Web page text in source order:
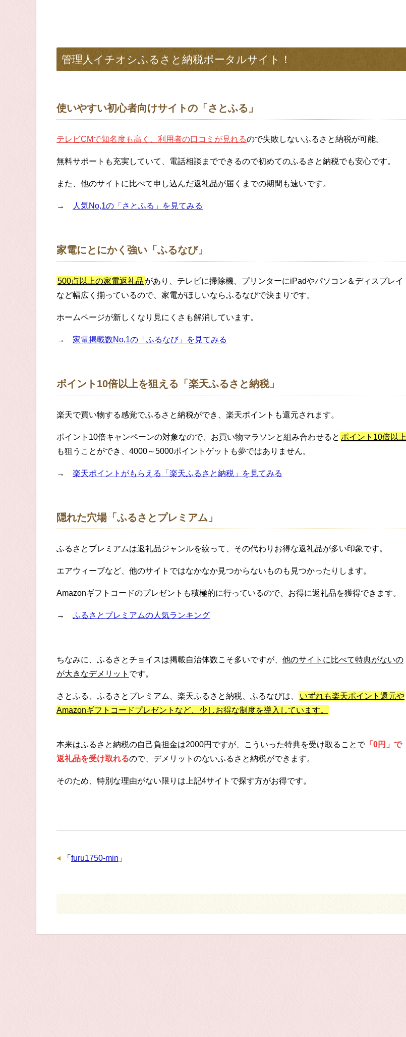
管理人イチオシふるさと納税ポータルサイト！
使いやすい初心者向けサイトの「さとふる」
テレビCMで知名度も高く、利用者の口コミが見れるので失敗しないふるさと納税が可能。
無料サポートも充実していて、電話相談までできるので初めてのふるさと納税でも安心です。
また、他のサイトに比べて申し込んだ返礼品が届くまでの期間も速いです。
→ 人気No,1の「さとふる」を見てみる
家電にとにかく強い「ふるなび」
500点以上の家電返礼品 があり、テレビに掃除機、プリンターにiPadやパソコン＆ディスプレイ
など幅広く揃っているので、家電がほしいならふるなびで決まりです。
ホームページが新しくなり見にくさも解消しています。
→ 家電掲載数No,1の「ふるなび」を見てみる
ポイント10倍以上を狙える「楽天ふるさと納税」
楽天で買い物する感覚でふるさと納税ができ、楽天ポイントも還元されます。
ポイント10倍キャンペーンの対象なので、お買い物マラソンと組み合わせると ポイント10倍以上
も狙うことができ、4000～5000ポイントゲットも夢ではありません。
→ 楽天ポイントがもらえる「楽天ふるさと納税」を見てみる
隠れた穴場「ふるさとプレミアム」
ふるさとプレミアムは返礼品ジャンルを絞って、その代わりお得な返礼品が多い印象です。
エアウィーブなど、他のサイトではなかなか見つからないものも見つかったりします。
Amazonギフトコードのプレゼントも積極的に行っているので、お得に返礼品を獲得できます。
→ ふるさとプレミアムの人気ランキング
ちなみに、ふるさとチョイスは掲載自治体数こそ多いですが、 他のサイトに比べて特典がないの
が大きなデメリット です。
さとふる、ふるさとプレミアム、楽天ふるさと納税、ふるなびは、
いずれも楽天ポイント還元や
Amazonギフトコードプレゼントなど、少しお得な制度を導入しています。
本来はふるさと納税の自己負担金は2000円ですが、こういった特典を受け取ることで「0円」で
返礼品を受け取れるので、デメリットのないふるさと納税ができます。
そのため、特別な理由がない限りは上記4サイトで探す方がお得です。
「 furu1750-min 」